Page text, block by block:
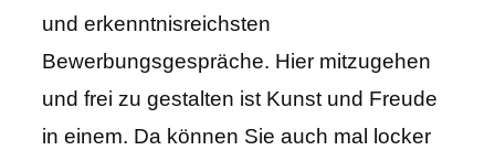
und erkenntnisreichsten
Bewerbungsgespräche. Hier mitzugehen
und frei zu gestalten ist Kunst und Freude
in einem. Da können Sie auch mal locker